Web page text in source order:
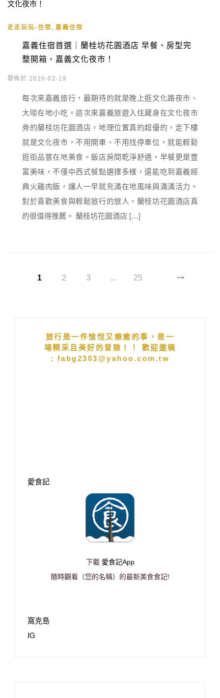
走走玩玩-住宿 嘉義住宿
嘉義住宿首選｜蘭桂坊花園酒店 早餐、房型完
整開箱、嘉義文化夜市！
發佈於 2026-02-19
每次來嘉義旅行，最期待的就是晚上逛文化路夜市、
大啖在地小吃。這次來嘉義旅遊入住藏身在文化夜市
旁的蘭桂坊花園酒店，地理位置真的超優的，走下樓
就是文化夜市，不用開車、不用找停車位，就能輕鬆
逛街品嘗在地美食。飯店房間乾淨舒適，早餐更是豐
富美味，不僅中西式餐點選擇多樣，還能吃到嘉義經
典火雞肉飯，讓人一早就充滿在地風味與滿滿活力。
對於喜歡美食與輕鬆旅行的旅人，蘭桂坊花園酒店真
的很值得推薦。 蘭桂坊花園酒店 […]
1 2 3 ... 25
旅行是一件愉悅又療癒的事，是一
場精采且美好的冒險！！ 歡迎邀稿
: fabg2303@yahoo.com.tw
愛食記
下載 愛食記App
隨時觀看（您的名稱）的最新美食食記!
窩克島
IG